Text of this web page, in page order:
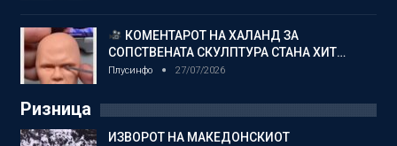
КОМЕНТАРОТ НА ХАЛАНД ЗА
СОПСТВЕНАТА СКУЛПТУРА СТАНА ХИТ…
Плусинфо 27/07/2026
Ризница
ИЗВОРОТ НА МАКЕДОНСКИОТ